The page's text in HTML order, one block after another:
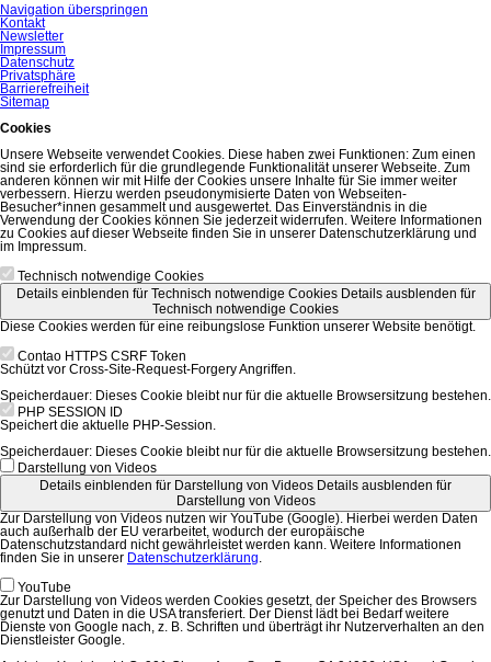
Navigation überspringen
Kontakt
Newsletter
Impressum
Datenschutz
Privatsphäre
Barrierefreiheit
Sitemap
Cookies
Unsere Webseite verwendet Cookies. Diese haben zwei Funktionen: Zum einen
sind sie erforderlich für die grundlegende Funktionalität unserer Webseite. Zum
anderen können wir mit Hilfe der Cookies unsere Inhalte für Sie immer weiter
verbessern. Hierzu werden pseudonymisierte Daten von Webseiten-
Besucher*innen gesammelt und ausgewertet. Das Einverständnis in die
Verwendung der Cookies können Sie jederzeit widerrufen. Weitere Informationen
zu Cookies auf dieser Webseite finden Sie in unserer Datenschutzerklärung und
im Impressum.
Technisch notwendige Cookies
Details einblenden für Technisch notwendige Cookies Details ausblenden für
Technisch notwendige Cookies
Diese Cookies werden für eine reibungslose Funktion unserer Website benötigt.
Contao HTTPS CSRF Token
Schützt vor Cross-Site-Request-Forgery Angriffen.
Speicherdauer: Dieses Cookie bleibt nur für die aktuelle Browsersitzung bestehen.
PHP SESSION ID
Speichert die aktuelle PHP-Session.
Speicherdauer: Dieses Cookie bleibt nur für die aktuelle Browsersitzung bestehen.
Darstellung von Videos
Details einblenden für Darstellung von Videos Details ausblenden für
Darstellung von Videos
Zur Darstellung von Videos nutzen wir YouTube (Google). Hierbei werden Daten
auch außerhalb der EU verarbeitet, wodurch der europäische
Datenschutzstandard nicht gewährleistet werden kann. Weitere Informationen
finden Sie in unserer Datenschutzerklärung.
YouTube
Zur Darstellung von Videos werden Cookies gesetzt, der Speicher des Browsers
genutzt und Daten in die USA transferiert. Der Dienst lädt bei Bedarf weitere
Dienste von Google nach, z. B. Schriften und überträgt ihr Nutzerverhalten an den
Dienstleister Google.